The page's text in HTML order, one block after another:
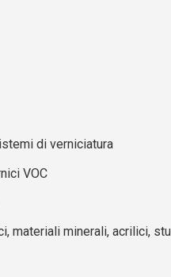
di verniciatura
VOC
materiali minerali, acrilici,